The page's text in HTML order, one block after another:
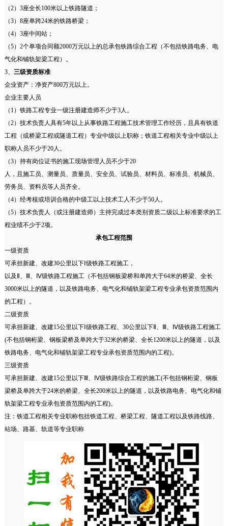
（2）3座全长100米以上铁路隧道；
（3）8座单跨24米的铁路桥梁；
（4）3座中间站；
（5）2个单项合同额2000万元以上的总承包铁路综合工程（不包括铁路电务、电
气化和铺轨架梁工程）。
3、 三级资质标准
企业资产：净资产800万元以上。
企业主要人员
（1）铁路工程专业一级注册建造师不少于3人。
（2）技术负责人具有5年以上从事铁路工程施工技术管理工作经历，且具有铁道
工程（或桥梁工程或隧道工程）专业中级以上职称；铁道工程相关专业中级以上
职称人员不少于20人。
（3）持有岗位证书的施工现场管理人员不少于20
人，且施工员、测量员、质量员、安全员、试验员、材料员、标准员、机械员、
劳务员、资料员等人员齐全。
（4）经考核或培训合格的中级工以上技术工人不少于50人。
（5）技术负责人（或注册建造师）主持完成过本类别资质二级以上标准要求的工
程业绩不少于2项。
承包工程范围
一级资质
可承担新建、改建30公里以下Ⅰ级铁路工程施工，
以及Ⅱ、Ⅲ、Ⅳ级铁路工程施工（不包括钢板梁桥和单跨大于64米的桥梁、全长
3000米以上的隧道，以及铁路电务、电气化和铺轨架梁工程专业承包资质范围内
的工程）。
二级资质
可承担新建、改建15公里以下Ⅰ级铁路工程、30公里以下Ⅱ、Ⅲ、Ⅳ级铁路工程施工
(不包括钢桁梁、钢板梁桥及单跨大于32米的桥梁、全长1200米以上的隧道，以及
铁路电务、电气化和铺轨架梁工程专业承包资质范围内的工程)。
三级资质
可承担新建、改建15公里以下Ⅲ、Ⅳ级铁路综合工程的施工(不包括钢桁梁、钢板
梁桥及单跨大于24米的桥梁、全长200米以上的隧道，以及铁路电务、电气化和铺
轨架梁工程专业承包资质范围内的工程)。
注：铁道工程相关专业职称包括铁道工程、桥梁工程、隧道工程以及铁路线路、
站场、路基、轨道等专业职称